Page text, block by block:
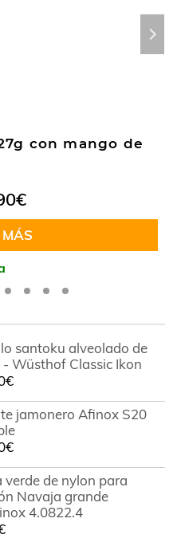
con mango de
€
MÁS
santoku alveolado de
- Wüsthof Classic Ikon
€
jamonero Afinox S20
€
verde de nylon para
Navaja grande
4.0822.4